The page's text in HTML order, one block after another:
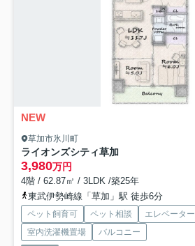
NEW
草加市氷川町
ライオンズシティ草加
3,980万円
4階 / 62.87㎡ / 3LDK /築25年
東武伊勢崎線「草加」駅 徒歩6分
ペット飼育可 ペット相談 エレベーター
室内洗濯機置場
バルコニー